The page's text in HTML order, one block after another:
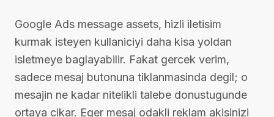
Google Ads message assets, hizli iletisim
kurmak isteyen kullaniciyi daha kisa yoldan
isletmeye baglayabilir. Fakat gercek verim,
sadece mesaj butonuna tiklanmasinda degil; o
mesajin ne kadar nitelikli talebe donustugunde
ortaya cikar. Eger mesaj odakli reklam akisinizi